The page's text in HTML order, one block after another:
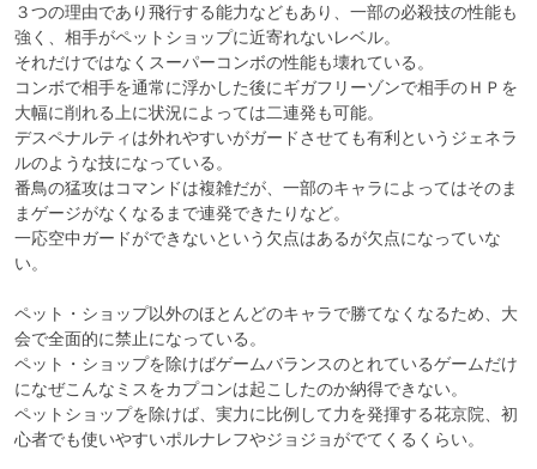
３つの理由であり飛行する能力などもあり、一部の必殺技の性能も
強く、相手がペットショップに近寄れないレベル。
それだけではなくスーパーコンボの性能も壊れている。
コンボで相手を通常に浮かした後にギガフリーゾンで相手のＨＰを
大幅に削れる上に状況によっては二連発も可能。
デスペナルティは外れやすいがガードさせても有利というジェネラ
ルのような技になっている。
番鳥の猛攻はコマンドは複雑だが、一部のキャラによってはそのま
まゲージがなくなるまで連発できたりなど。
一応空中ガードができないという欠点はあるが欠点になっていな
い。
ペット・ショップ以外のほとんどのキャラで勝てなくなるため、大
会で全面的に禁止になっている。
ペット・ショップを除けばゲームバランスのとれているゲームだけ
になぜこんなミスをカプコンは起こしたのか納得できない。
ペットショップを除けば、実力に比例して力を発揮する花京院、初
心者でも使いやすいポルナレフやジョジョがでてくるくらい。